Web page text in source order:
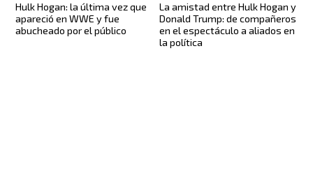
Hulk Hogan: la última vez que
apareció en WWE y fue
abucheado por el público
La amistad entre Hulk Hogan y
Donald Trump: de compañeros
en el espectáculo a aliados en
la política